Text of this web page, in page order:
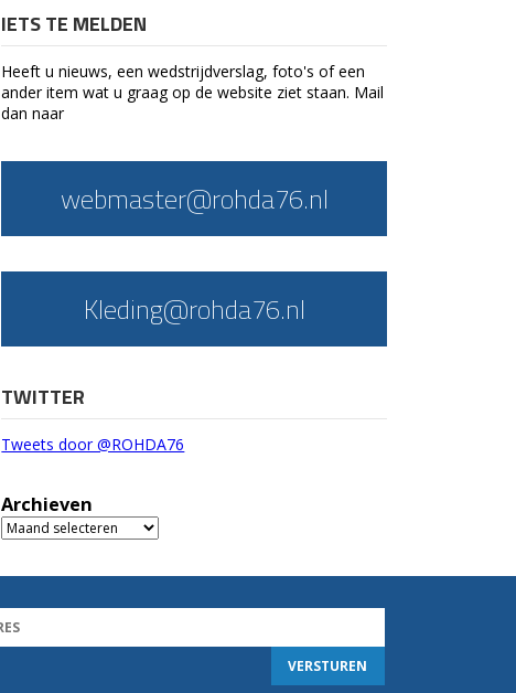
IETS TE MELDEN
Heeft u nieuws, een wedstrijdverslag, foto's of een
ander item wat u graag op de website ziet staan. Mail
dan naar
webmaster@rohda76.nl
Kleding@rohda76.nl
TWITTER
Tweets door @ROHDA76
Archieven
Archieven